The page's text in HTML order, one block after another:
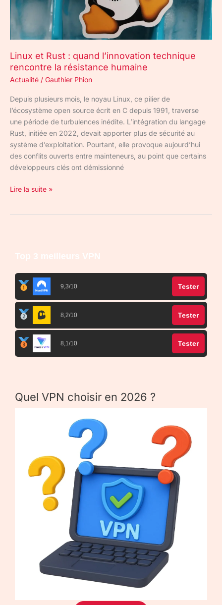
Linux et Rust : quand l’innovation technique
rencontre la résistance humaine
Actualité / Gauthier Phion
Depuis plusieurs mois, le noyau Linux, ce pilier de
l’écosystème open source écrit en C depuis 1991, traverse
une période de turbulences inédite. L’intégration du langage
Rust, initiée en 2022, devait apporter plus de sécurité au
système d’exploitation. Pourtant, elle provoque aujourd’hui
des conflits ouverts entre mainteneurs, au point que certains
développeurs clés ont démissionné
rencontre
résistance
Lire la suite »
Top 3 meilleurs VPN
9,3/10 Tester
8,2/10 Tester
8,1/10 Tester
Quel VPN choisir en 2026 ?